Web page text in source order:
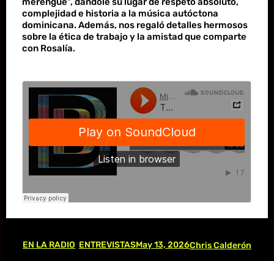
complejidad e historia a la música autóctona
dominicana. Además, nos regaló detalles hermosos
sobre la ética de trabajo y la amistad que comparte
con Rosalía.
EN LA RADIO ENTREVISTASMay 13, 2026Chris Calderón